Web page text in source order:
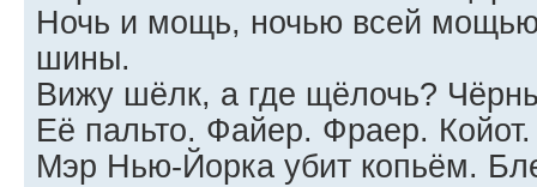
Ночь и мощь, ночью всей
шины.
Вижу шёлк, а где щёлочь?
Её пальто. Файер. Фраер.
Мэр Нью-Йорка убит копьём.